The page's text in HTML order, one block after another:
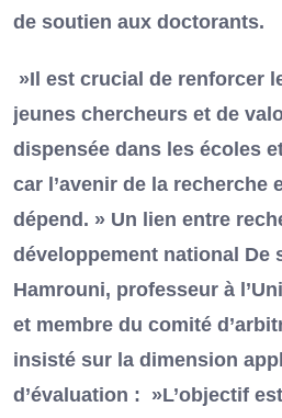
de soutien aux doctorants.
»Il est crucial de renforcer
jeunes chercheurs et de
dispensée dans les écoles
car l’avenir de la recherche
dépend. » Un lien entre
développement national De
Hamrouni, professeur à
et membre du comité
insisté sur la dimension
d’évaluation : »L’objectif